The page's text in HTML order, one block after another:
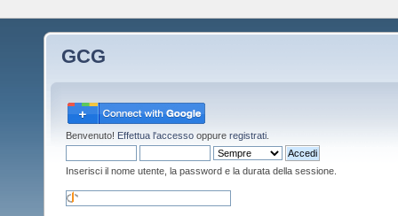
GCG
Benvenuto! Effettua l'accesso oppure registrati
Inserisci il nome utente, la password e la durata della sessione.